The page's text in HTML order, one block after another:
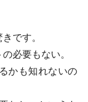
です。
必要もない。
かも知れないの